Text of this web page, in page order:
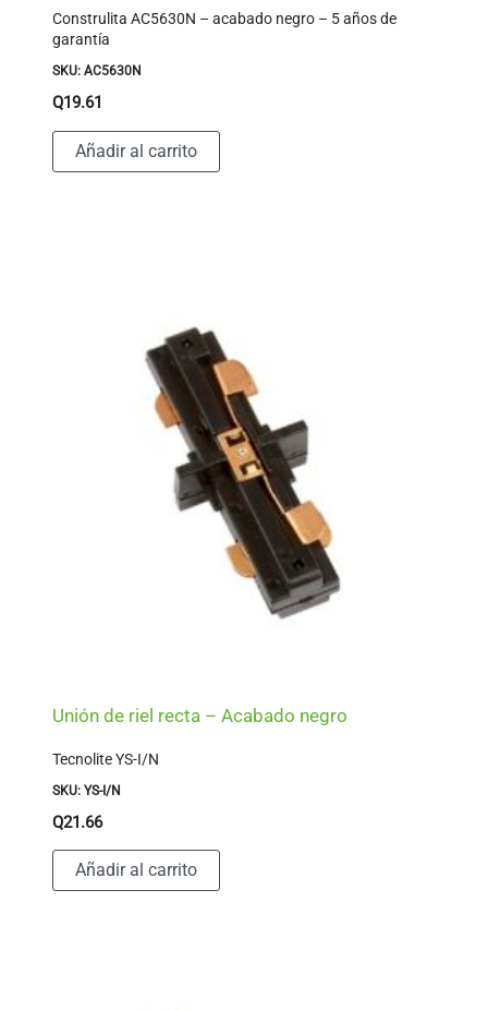
Construlita AC5630N – acabado negro – 5 años de
garantía
SKU: AC5630N
Q19.61
Añadir al carrito
Unión de riel recta – Acabado negro
Tecnolite YS-I/N
SKU: YS-I/N
Q21.66
Añadir al carrito